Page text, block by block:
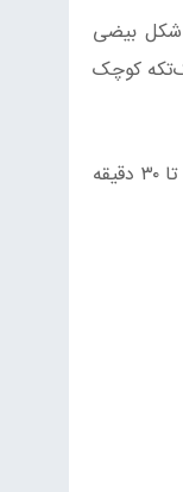
چانه را به شکل بیضی
کوچک
نان‌های فرم داده شده را روی تکه‌های کاغذروغنی جداگانه قرار دهید، روی آن‌ها را با پارچه بپوشانید و برای ۲۰ تا ۳۰ دقیقه